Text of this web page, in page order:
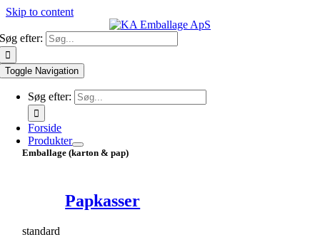
Skip to content
Søg efter:
Toggle Navigation
Søg efter:
Forside
Produkter
Emballage (karton & pap)
Papkasser
standard